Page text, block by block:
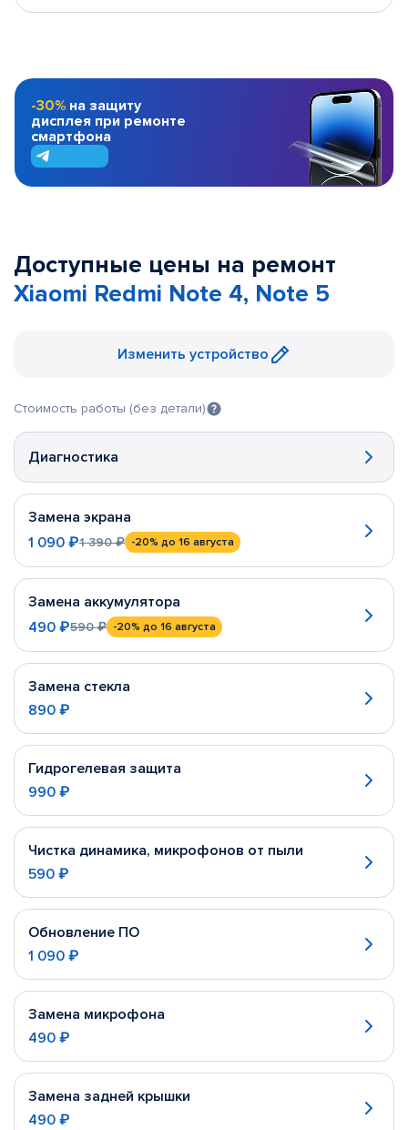
-30% на защиту
дисплея при ремонте
смартфона
Доступные цены на ремонт
Xiaomi Redmi Note 4, Note 5
Изменить устройство
Стоимость работы (без детали)
Диагностика
Замена экрана
1 090 ₽1 390 ₽ -20% до 16 августа
Замена аккумулятора
490 ₽590 ₽ -20% до 16 августа
Замена стекла
890 ₽
Гидрогелевая защита
990 ₽
Чистка динамика, микрофонов от пыли
590 ₽
Обновление ПО
1 090 ₽
Замена микрофона
490 ₽
Замена задней крышки
490 ₽